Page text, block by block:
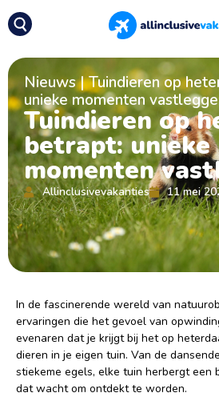
Nieuws|Tuindieren op
unieke momenten
Tuindieren op
betrapt: unieke
momenten
Allinclusivevakanties 11 mei
In de fascinerende wereld van
ervaringen die het gevoel van
evenaren dat je krijgt bij het op
dieren in je eigen tuin. Van de
stiekeme egels, elke tuin herbergt een
dat wacht om ontdekt te worden.